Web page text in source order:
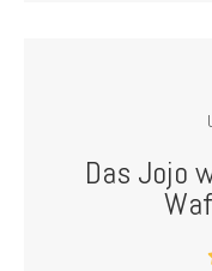
Das Jojo